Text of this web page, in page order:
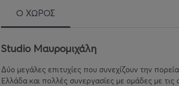
Ο ΧΩΡΟΣ
Studio Μαυρομιχάλη
Δύο μεγάλες επιτυχίες που συνεχίζουν την
Ελλάδα και πολλές συνεργασίες με ομάδες με τις